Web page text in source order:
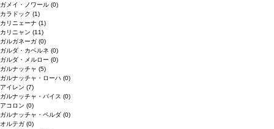
ガメイ・ノワール (0)
カラドック (1)
カリニェーナ (1)
カリニャン (11)
ガルガネーガ (0)
ガルダ・カベルネ (0)
ガルダ・メルロー (0)
ガルナッチャ (5)
ガルナッチャ・ローハ (0)
アイレン (7)
ガルナッチャ・パイス (0)
アコロン (0)
ガルナッチャ・ペルダ (0)
オルテガ (0)